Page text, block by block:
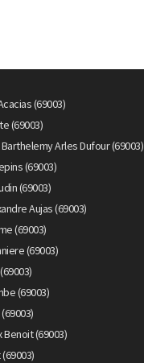
(69003)
(69003)
Arles Dufour (69003)
(69003)
(69003)
Aujas (69003)
(69003)
(69003)
(69003)
(69003)